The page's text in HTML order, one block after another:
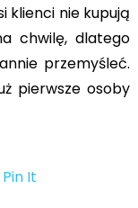
klienci nie kupują
chwilę, dlatego
przemyśleć.
pierwsze osoby
Pin It